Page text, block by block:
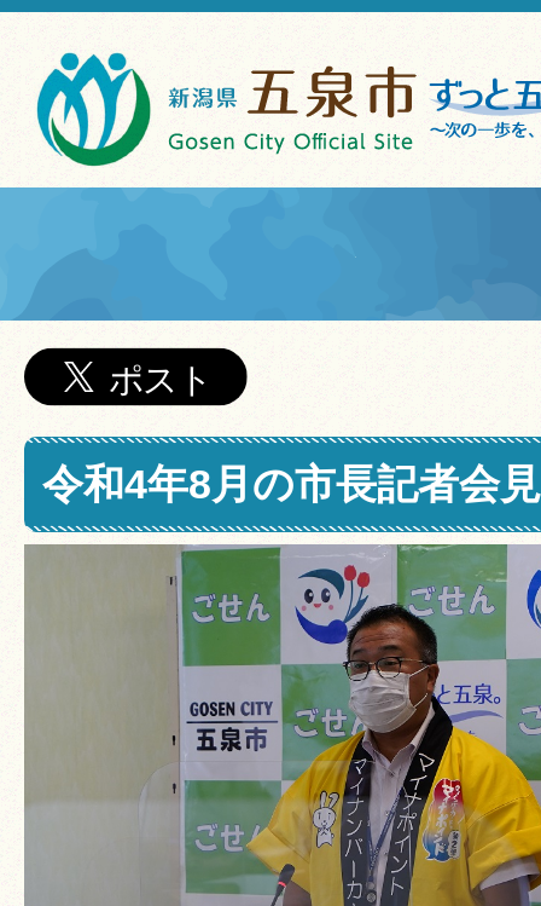
令和4年8月の市長記者会見